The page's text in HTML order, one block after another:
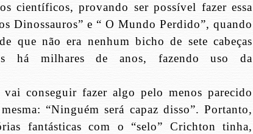
científicos, provando ser possível fazer essa
Dinossauros” e “ O Mundo Perdido”, quando
que não era nenhum bicho de sete cabeças
há milhares de anos, fazendo uso da
conseguir fazer algo pelo menos parecido
“Ninguém será capaz disso”. Portanto,
fantásticas com o “selo” Crichton tinha,